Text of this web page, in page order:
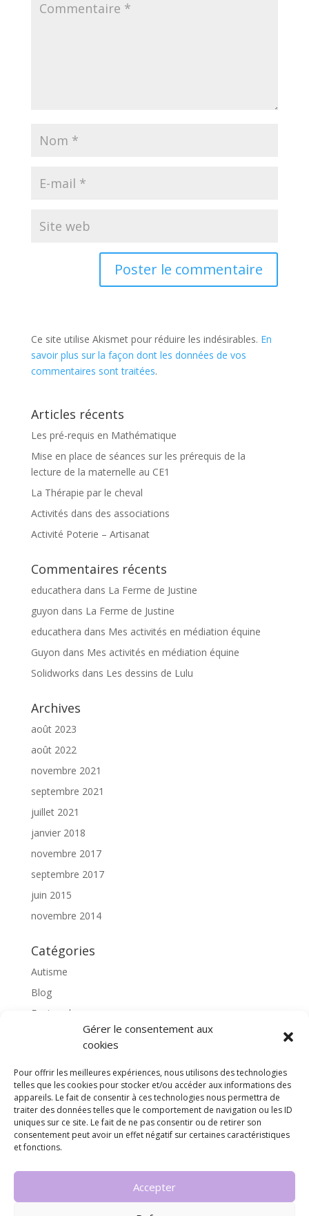
Gérer le consentement aux
cookies
Pour offrir les meilleures expériences, nous utilisons des technologies
telles que les cookies pour stocker et/ou accéder aux informations des
appareils. Le fait de consentir à ces technologies nous permettra de
traiter des données telles que le comportement de navigation ou les ID
uniques sur ce site. Le fait de ne pas consentir ou de retirer son
consentement peut avoir un effet négatif sur certaines caractéristiques
et fonctions.
Accepter
Ce site utilise Akismet pour réduire les indésirables. En
savoir plus sur la façon dont les données de vos
commentaires sont traitées.
Articles récents
Les pré-requis en Mathématique
Mise en place de séances sur les prérequis de la
lecture de la maternelle au CE1
La Thérapie par le cheval
Activités dans des associations
Activité Poterie – Artisanat
Commentaires récents
educathera dans La Ferme de Justine
guyon dans La Ferme de Justine
educathera dans Mes activités en médiation équine
Guyon dans Mes activités en médiation équine
Solidworks dans Les dessins de Lulu
Archives
août 2023
août 2022
novembre 2021
septembre 2021
juillet 2021
janvier 2018
novembre 2017
septembre 2017
juin 2015
novembre 2014
Catégories
Autisme
Blog
Featured
l'apprentissage scolaire
Non classé
partenaires
Poterie
rassemblons nos expériences